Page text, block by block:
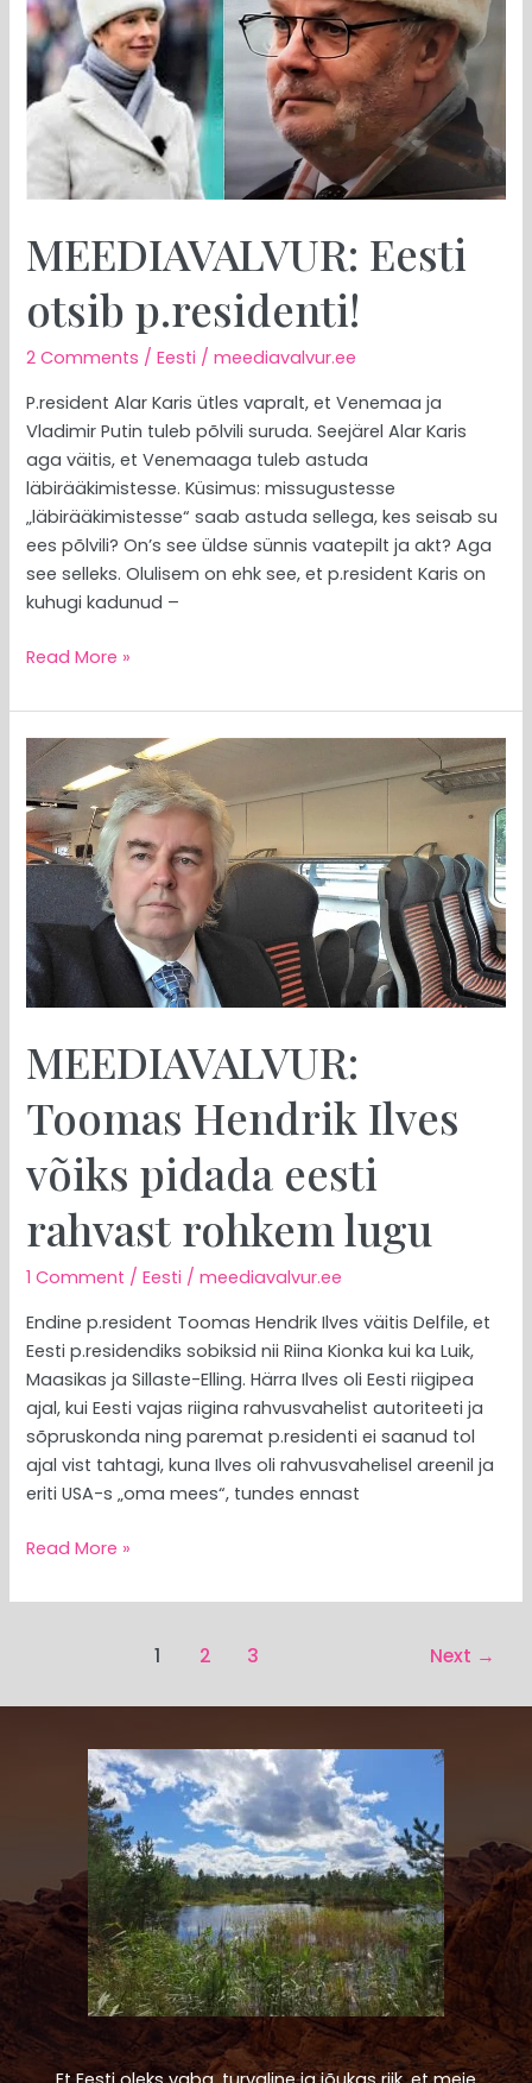
MEEDIAVALVUR: Eesti
otsib p.residenti!
2 Comments /Eesti /meediavalvur.ee
P.resident Alar Karis ütles vapralt, et Venemaa ja
Vladimir Putin tuleb põlvili suruda. Seejärel Alar Karis
aga väitis, et Venemaaga tuleb astuda
läbirääkimistesse. Küsimus: missugustesse
„läbirääkimistesse“ saab astuda sellega, kes seisab su
ees põlvili? On’s see üldse sünnis vaatepilt ja akt? Aga
see selleks. Olulisem on ehk see, et p.resident Karis on
kuhugi kadunud –
p.residenti!
Read More »
MEEDIAVALVUR:
Toomas Hendrik Ilves
võiks pidada eesti
rahvast rohkem lugu
1 Comment /Eesti /meediavalvur.ee
Endine p.resident Toomas Hendrik Ilves väitis Delfile, et
Eesti p.residendiks sobiksid nii Riina Kionka kui ka Luik,
Maasikas ja Sillaste-Elling. Härra Ilves oli Eesti riigipea
ajal, kui Eesti vajas riigina rahvusvahelist autoriteeti ja
sõpruskonda ning paremat p.residenti ei saanud tol
ajal vist tahtagi, kuna Ilves oli rahvusvahelisel areenil ja
eriti USA-s „oma mees“, tundes ennast
MEEDIAVALVUR:
Toomas
Hendrik
Ilves
võiks
pidada
eesti
rahvast
rohkem
lugu
Read More »
1 2 3 Next →